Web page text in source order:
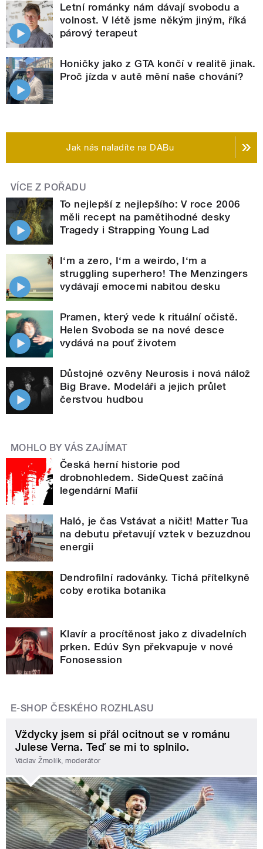
Letní románky nám dávají svobodu a
volnost. V létě jsme někým jiným, říká
párový terapeut
Honičky jako z GTA končí v realitě jinak.
Proč jízda v autě mění naše chování?
Jak nás naladíte na DABu
VÍCE Z POŘADU
To nejlepší z nejlepšího: V roce 2006
měli recept na pamětihodné desky
Tragedy i Strapping Young Lad
I‘m a zero, I‘m a weirdo, I‘m a
struggling superhero! The Menzingers
vydávají emocemi nabitou desku
Pramen, který vede k rituální očistě.
Helen Svoboda se na nové desce
vydává na pouť životem
Důstojné ozvěny Neurosis i nová nálož
Big Brave. Modeláři a jejich průlet
čerstvou hudbou
MOHLO BY VÁS ZAJÍMAT
Česká herní historie pod
drobnohledem. SideQuest začíná
legendární Mafií
Haló, je čas Vstávat a ničit! Matter Tua
na debutu přetavují vztek v bezuzdnou
energii
Dendrofilní radovánky. Tichá přítelkyně
coby erotika botanika
Klavír a procítěnost jako z divadelních
prken. Edúv Syn překvapuje v nové
Fonosession
E-SHOP ČESKÉHO ROZHLASU
Vždycky jsem si přál ocitnout se v románu
Julese Verna. Teď se mi to splnilo.
Václav Žmolík, moderátor